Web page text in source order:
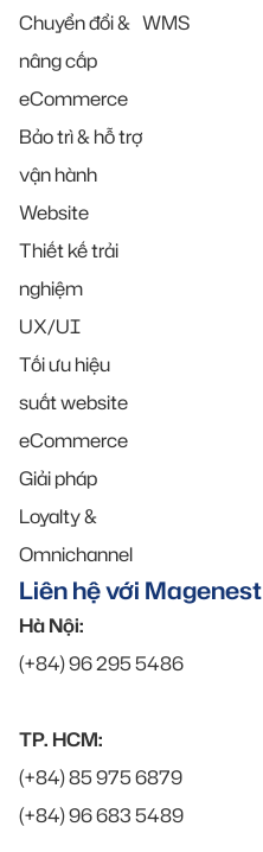
Chuyển đổi &
nâng cấp
eCommerce
Bảo trì & hỗ trợ
vận hành
Website
Thiết kế trải
nghiệm
UX/UI
Tối ưu hiệu
suất website
eCommerce
Giải pháp
Loyalty &
Omnichannel
WMS
Liên hệ với Magenest
Hà Nội:
(+84) 96 295 5486
TP. HCM:
(+84) 85 975 6879
(+84) 96 683 5489